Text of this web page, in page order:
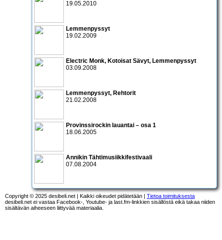
19.05.2010
Lemmenpyssyt
19.02.2009
Electric Monk, Kotoisat Sävyt, Lemmenpyssyt
03.09.2008
Lemmenpyssyt, Rehtorit
21.02.2008
Provinssirockin lauantai – osa 1
18.06.2005
Annikin Tähtimusiikkifestivaali
07.08.2004
Copyright © 2025 desibeli.net | Kaikki oikeudet pidätetään | Tietoa toimituksesta
desibeli.net ei vastaa Facebook-, Youtube- ja last.fm-linkkien sisällöstä eikä takaa niiden
sisältävän aiheeseen liittyvää materiaalia.